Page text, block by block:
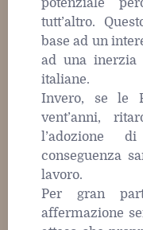
potenziale
tutt’altro.
base ad un
ad una inerzia
italiane.
Invero, se le
vent’anni,
l’adozione
conseguenza
lavoro.
Per gran
affermazione